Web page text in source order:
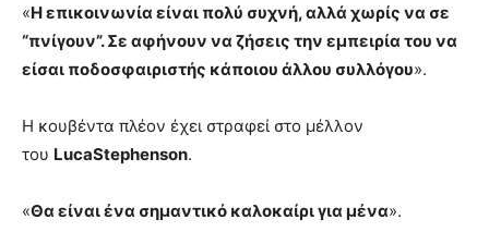
«Η επικοινωνία είναι πολύ συχνή, αλλά χωρίς να σε
“πνίγουν”. Σε αφήνουν να ζήσεις την εμπειρία του να
είσαι ποδοσφαιριστής κάποιου άλλου συλλόγου».
Η κουβέντα πλέον έχει στραφεί στο μέλλον
του LucaStephenson.
«Θα είναι ένα σημαντικό καλοκαίρι για μένα».